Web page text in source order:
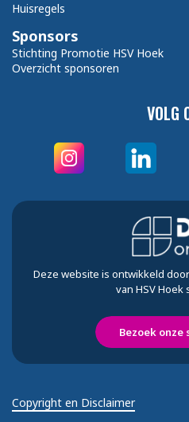
VOLG
Huisregels
Sponsors
Stichting Promotie HSV Hoek
Overzicht sponsoren
Deze website is ontwikkeld
van HSV Hoek
Bezoek onze
Copyright en Disclaimer